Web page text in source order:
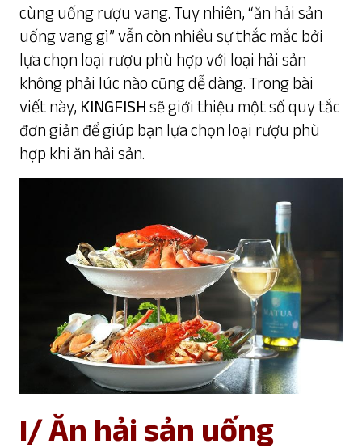
cùng uống rượu vang. Tuy nhiên, “ăn hải sản
uống vang gì” vẫn còn nhiều sự thắc mắc bởi
lựa chọn loại rượu phù hợp với loại hải sản
không phải lúc nào cũng dễ dàng. Trong bài
viết này, KINGFISH sẽ giới thiệu một số quy tắc
đơn giản để giúp bạn lựa chọn loại rượu phù
hợp khi ăn hải sản.
I/ Ăn hải sản uống